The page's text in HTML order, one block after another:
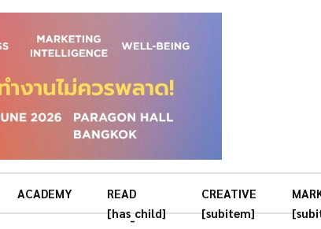
ACADEMY
READ
[has_child]
CREATIVE
[subitem]